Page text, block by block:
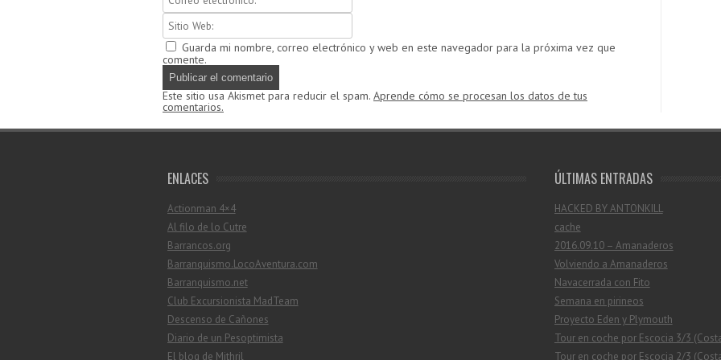
Guarda mi nombre, correo electrónico y web en este navegador para la próxima vez que
comente.
Este sitio usa Akismet para reducir el spam. Aprende cómo se procesan los datos de tus
comentarios.
ENLACES
Actionman 4×4
Al filo de lo Cutre
Barrancos.org
Barranquismo.LocoAventura.com
Barranquismo.net
Club Excursionista MadTeam
Descenso de Cañones
Diario de un Pesoptimista
El blog de Mithril
ÚLTIMAS ENTRADAS
HACKED BY ANTONKILL
cache
2016.09.10 – Amanaderos
Volviendo a Amanaderos
Navacerrada con Fito
Semana en pirineos
Proyecto Eden y Plymouth
Tour en coche por Escocia 3/3
Tour en coche por Escocia 2/3